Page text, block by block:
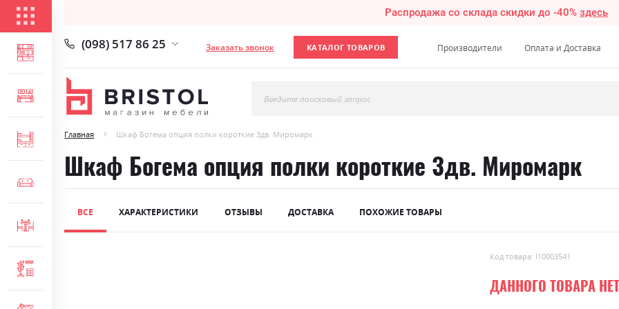
Распродажа со склада скидки до -40%здесь
ГОСТИНАЯ
СПАЛЬНЯ
ДЕТСКАЯ
МЯГКАЯ МЕБЕЛЬ
(098) 517 86 25 Заказать звонок КАТАЛОГ ТОВАРОВ Производители Оплата и Доставка
Введите поисковый запрос
Главная Шкаф Богема опция полки короткие 3дв. Миромарк
Шкаф Богема опция полки короткие 3дв. Миромарк
ВСЕ ХАРАКТЕРИСТИКИ ОТЗЫВЫ ДОСТАВКА ПОХОЖИЕ ТОВАРЫ
Код товара: l10003541
ДАННОГО ТОВАРА